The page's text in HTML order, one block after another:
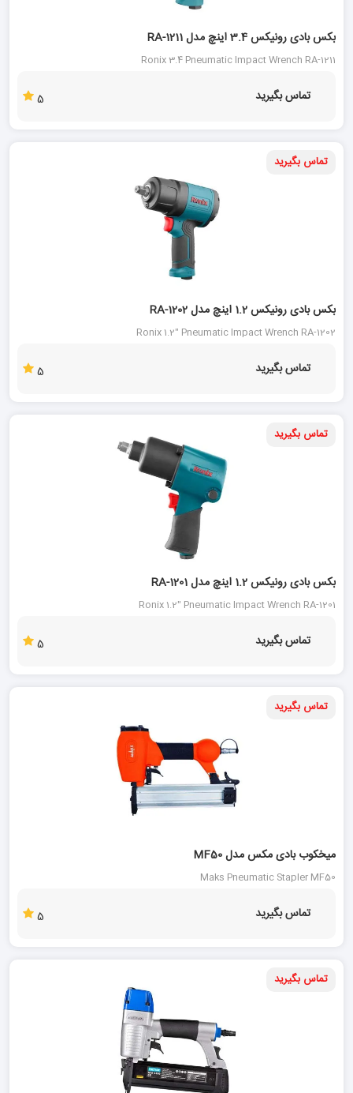
بکس بادی رونیکس 3.4 اینچ مدل RA-1211
Ronix 3.4 Pneumatic Impact Wrench RA-1211
تماس بگیرید 5
تماس بگیرید
بکس بادی رونیکس 1.2 اینچ مدل RA-1202
Ronix 1.2" Pneumatic Impact Wrench RA-1202
تماس بگیرید 5
تماس بگیرید
بکس بادی رونیکس 1.2 اینچ مدل RA-1201
Ronix 1.2" Pneumatic Impact Wrench RA-1201
تماس بگیرید 5
تماس بگیرید
میخکوب بادی مکس مدل MF50
Maks Pneumatic Stapler MF50
تماس بگیرید 5
تماس بگیرید